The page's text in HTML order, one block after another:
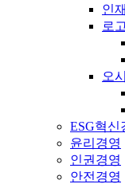
인
로고
오
ESG혁신
윤리경영
인권경영
안전경영